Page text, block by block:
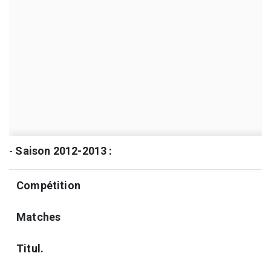
- Saison 2012-2013 :
Compétition
Matches
Titul.